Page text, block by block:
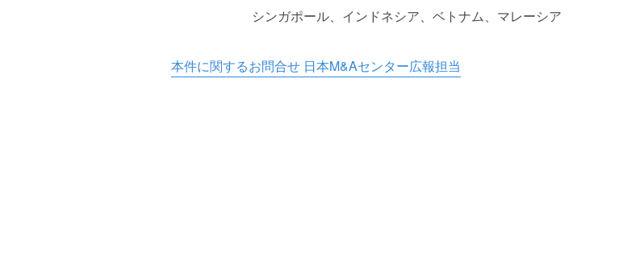
シンガポール、インドネシア、ベトナム、マレーシア
本件に関するお問合せ 日本M&Aセンター広報担当